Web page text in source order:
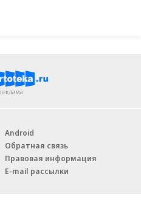
Android
Обратная связь
Правовая информация
E-mail рассылки